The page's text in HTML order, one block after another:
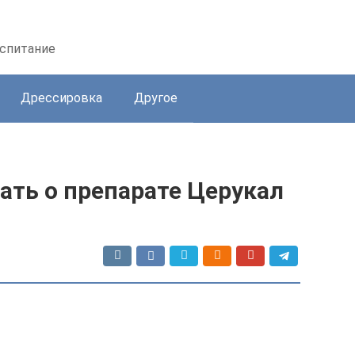
Дрессировка Другое
о препарате Церукал